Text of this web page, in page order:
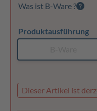
Was ist B-Ware ?
Produktausführung
Dieser Artikel ist